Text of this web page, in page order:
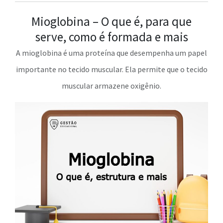
Mioglobina – O que é, para que
serve, como é formada e mais
A mioglobina é uma proteína que desempenha um papel
importante no tecido muscular. Ela permite que o tecido
muscular armazene oxigênio.